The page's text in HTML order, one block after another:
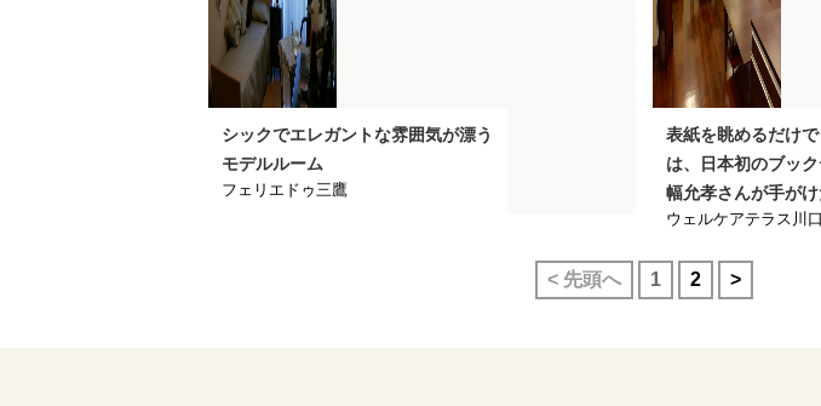
シックでエレガントな雰囲気が漂う
モデルルーム
フェリエドゥ三鷹
表紙を眺めるだけ
は、日本初のブック
幅允孝さんが手が
ウェルケアテラス川
< 先頭へ 1 2 >